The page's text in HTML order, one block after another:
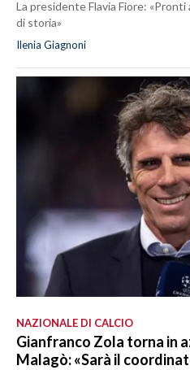
La presidente Flavia Fiore:
di storia»
Ilenia Giagnoni
NAZIONALE DI CALCIO
Gianfranco Zola torna in
Malagò: «Sarà il